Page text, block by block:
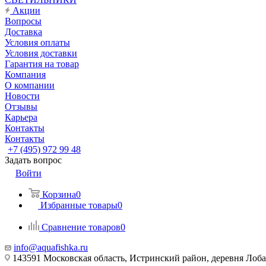
Акции
Вопросы
Доставка
Условия оплаты
Условия доставки
Гарантия на товар
Компания
О компании
Новости
Отзывы
Карьера
Контакты
Контакты
+7 (495) 972 99 48
Задать вопрос
Войти
Корзина0
Избранные товары0
Сравнение товаров0
info@aquafishka.ru
143591 Московская область, Истринский район, деревня